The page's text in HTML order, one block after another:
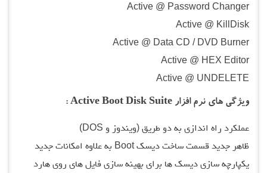
Active @ Password Changer
Active @ KillDisk
Active @ Data CD / DVD Burner
Active @ HEX Editor
Active @ UNDELETE
ویژگی های نرم افزار Active Boot Disk Suite :
عملکرد راه اندازی به دو طریق (ویندوز و DOS)
ظاهر جدید قسمت ساخت دیسک Boot به علاوه امکانات جدید
یکپارچه سازی دیسک ها برای بهینه سازی فایل های روی هارد